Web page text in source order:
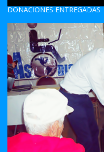
DONACIONES ENTREGADAS